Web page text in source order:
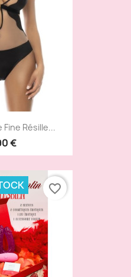
Fine Résille...
€
favorite_border